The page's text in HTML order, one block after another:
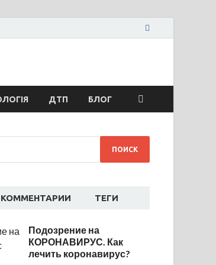
ДТП БЛОГ
КОММЕНТАРИИ ТЕГИ
Подозрение на
КОРОНАВИРУС. Как
лечить коронавирус?